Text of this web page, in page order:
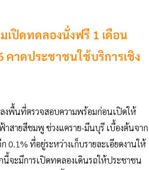
ปิดทดลองนั่งฟรี 1 เดือน
คาดประชาชนใช้บริการเชิง
งพื้นที่ตรวจสอบความพร้อมก่อนเปิดให้
าสายสีชมพู ช่วงแคราย-มีนบุรี เบื้องต้นจาก
ที่อยู่ระหว่างเก็บรายละเอียดงานให้
จะมีการเปิดทดลองเดินรถให้ประชาชน